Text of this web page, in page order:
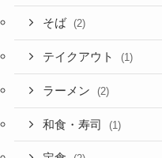
そば (2)
テイクアウト (1)
ラーメン (2)
和食・寿司 (1)